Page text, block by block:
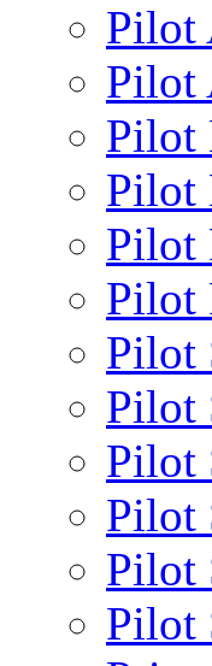
Pilot
Pilot
Pilot
Pilot
Pilot
Pilot
Pilot
Pilot
Pilot
Pilot
Pilot
Pilot